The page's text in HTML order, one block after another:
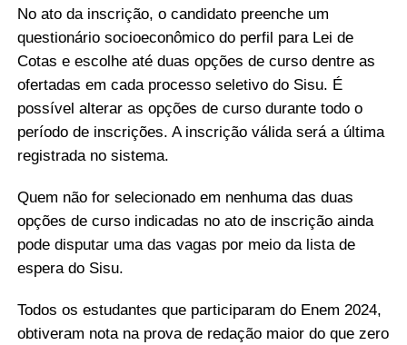
No ato da inscrição, o candidato preenche um
questionário socioeconômico do perfil para Lei de
Cotas e escolhe até duas opções de curso dentre as
ofertadas em cada processo seletivo do Sisu. É
possível alterar as opções de curso durante todo o
período de inscrições. A inscrição válida será a última
registrada no sistema.
Quem não for selecionado em nenhuma das duas
opções de curso indicadas no ato de inscrição ainda
pode disputar uma das vagas por meio da lista de
espera do Sisu.
Todos os estudantes que participaram do Enem 2024,
obtiveram nota na prova de redação maior do que zero